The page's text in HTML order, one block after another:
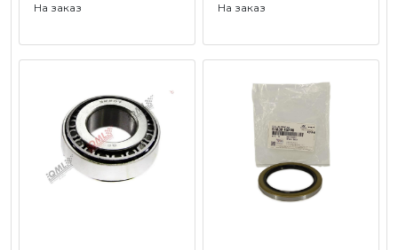
На заказ На заказ